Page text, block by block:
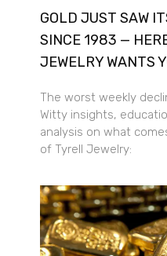
GOLD JUST SAW
SINCE 1983 —
JEWELRY WANTS
The worst weekly
Witty insights,
analysis on what
of Tyrell Jewelry: